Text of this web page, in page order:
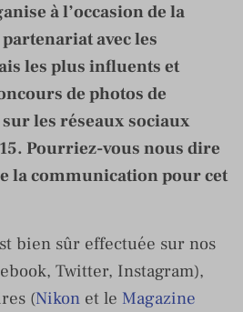
à l’occasion de la
avec les
les plus influents et
de photos de
les réseaux sociaux
Pourriez-vous nous dire
la communication pour cet
bien sûr effectuée sur nos
Twitter, Instagram),
(Nikon et le Magazine